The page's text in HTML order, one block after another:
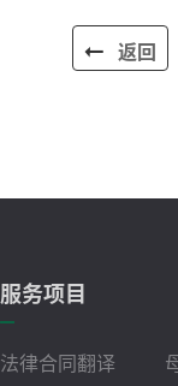
返回
服务项目
法律合同翻译